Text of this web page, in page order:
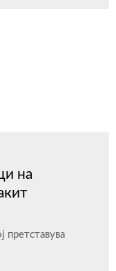
на
претставува